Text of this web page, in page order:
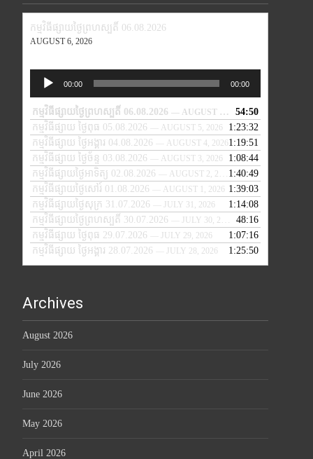
កម្មវិធីផ្សាយថ្ងៃព្រហស្បតិ៍ 06.08.2026
AUGUST 6, 2026
Audio
Player
00:00 00:00
កម្មវិធីផ្សាយថ្ងៃព្រហស្បតិ៍ 06.08.2026 — AUGUST 6, 2026
54:50
កម្មវិធីផ្សាយ ថ្ងៃពុធ 05.08.2026
— AUGUST 5, 2026
1:23:32
កម្មវិធីផ្សាយ ថ្ងៃអង្គារ 04.08.2026
— AUGUST 4, 20261:19:51
កម្មវិធីផ្សាយ ថ្ងៃច័ន្ទ 03.08.2026
— AUGUST 3, 2026
1:08:44
កម្មវិធីផ្សាយថ្ងៃអាទិត្យ 02.08.2026
— AUGUST 2, 2026
1:40:49
កម្មវិធីផ្សាយថ្ងៃសៅរ៍ 01.08.2026
— AUGUST 1, 2026 1:39:03
កម្មវិធីផ្សាយថ្ងៃសុក្រ 31.07.2026
— JULY 31, 2026
1:14:08
កម្មវិធីផ្សាយថ្ងៃព្រហស្បតិ៍ 30.07.2026
— JULY 30, 2026
48:16
កម្មវិធីផ្សាយ ថ្ងៃពុធ 29.07.2026
— JULY 29, 2026
1:07:16
កម្មវិធីផ្សាយ ថ្ងៃអង្គារ 28.07.2026
— JULY 28, 2026 1:25:50
Archives
August 2026
July 2026
June 2026
May 2026
April 2026